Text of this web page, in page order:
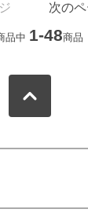
次の
品中 1-48商品